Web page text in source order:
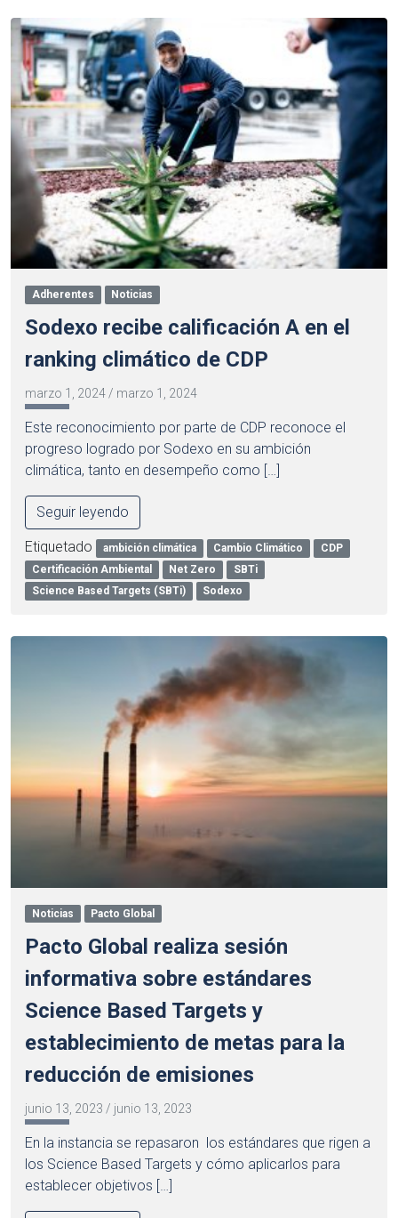
Adherentes Noticias
Sodexo recibe calificación A en el
ranking climático de CDP
marzo 1, 2024/ marzo 1, 2024
Este reconocimiento por parte de CDP reconoce el
progreso logrado por Sodexo en su ambición
climática, tanto en desempeño como […]
Seguir leyendo
Etiquetado ambición climática Cambio Climático
CDP
Certificación Ambiental
Net Zero
SBTi
Science Based Targets (SBTi)
Sodexo
Noticias Pacto Global
Pacto Global realiza sesión
informativa sobre estándares
Science Based Targets y
establecimiento de metas para la
reducción de emisiones
junio 13, 2023 / junio 13, 2023
En la instancia se repasaron los estándares que rigen a
los Science Based Targets y cómo aplicarlos para
establecer objetivos […]